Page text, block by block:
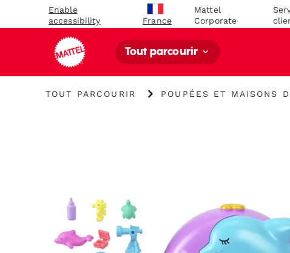
Enable
accessibility
France
Mattel
Corporate
Tout parcourir
"Tout
TOUT PARCOURIR
"POUPÉES ET MAISONS